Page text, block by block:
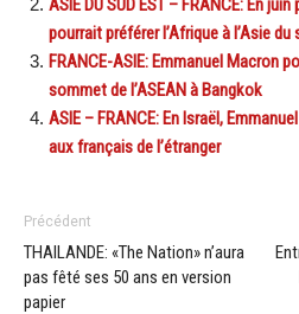
ASIE DU SUD EST – FRANCE: En
pourrait préférer l’Afrique à l’Asie du
FRANCE-ASIE: Emmanuel Macron
sommet de l’ASEAN à Bangkok
ASIE – FRANCE: En Israël,
aux français de l’étranger
Précédent
THAILANDE: «The Nation» n’aura
pas fêté ses 50 ans en version
papier